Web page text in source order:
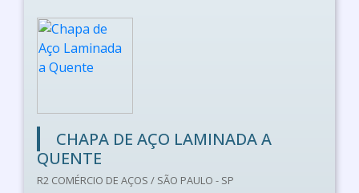
CHAPA DE AÇO LAMINADA A
QUENTE
R2 COMÉRCIO DE AÇOS / SÃO PAULO - SP